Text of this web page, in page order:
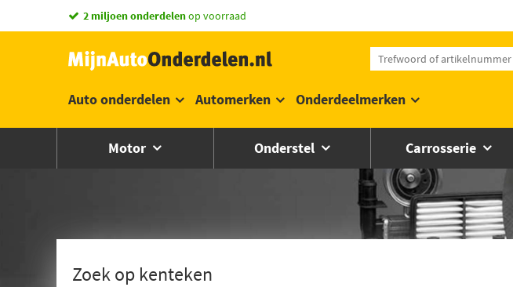
vandaag besteld,morgen in huis *
2 miljoen onderdelenop voorraad
Auto onderdelen Automerken Onderdeelmerken
Motor Onderstel Carrosserie
Zoek op kenteken